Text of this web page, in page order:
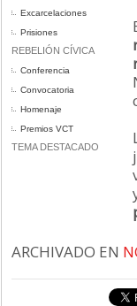
Excarcelaciones
Prisiones
REBELIÓN CÍVICA
Conferencia
Convocatoria
Homenaje
Premios VCT
TEMA DESTACADO
ARCHIVADO EN